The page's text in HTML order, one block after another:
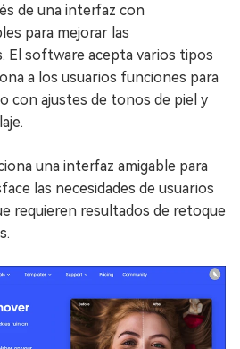
de una interfaz con
para mejorar las
El software acepta varios tipos
a los usuarios funciones para
con ajustes de tonos de piel y
una interfaz amigable para
las necesidades de usuarios
requieren resultados de retoque